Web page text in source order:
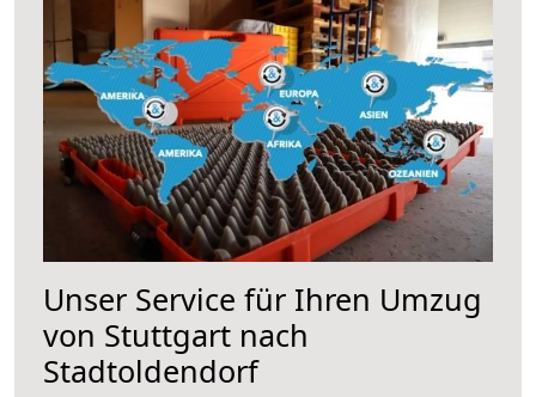
Unser Service für Ihren Umzug
von Stuttgart nach
Stadtoldendorf